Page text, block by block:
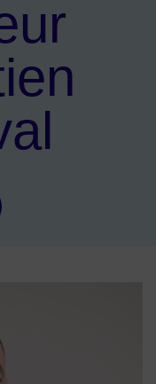
aux favoris
sur les